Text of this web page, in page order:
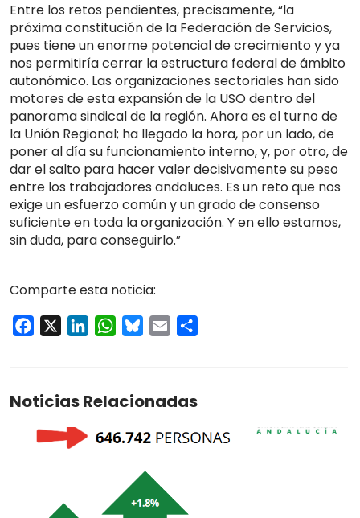
Entre los retos pendientes, precisamente, “la
próxima constitución de la Federación de Servicios,
pues tiene un enorme potencial de crecimiento y ya
nos permitiría cerrar la estructura federal de ámbito
autonómico. Las organizaciones sectoriales han sido
motores de esta expansión de la USO dentro del
panorama sindical de la región. Ahora es el turno de
la Unión Regional; ha llegado la hora, por un lado, de
poner al día su funcionamiento interno, y, por otro, de
dar el salto para hacer valer decisivamente su peso
entre los trabajadores andaluces. Es un reto que nos
exige un esfuerzo común y un grado de consenso
suficiente en toda la organización. Y en ello estamos,
sin duda, para conseguirlo.”
Comparte esta noticia:
Facebook LinkedInWhatsApp
Bluesky
Email
Noticias Relacionadas